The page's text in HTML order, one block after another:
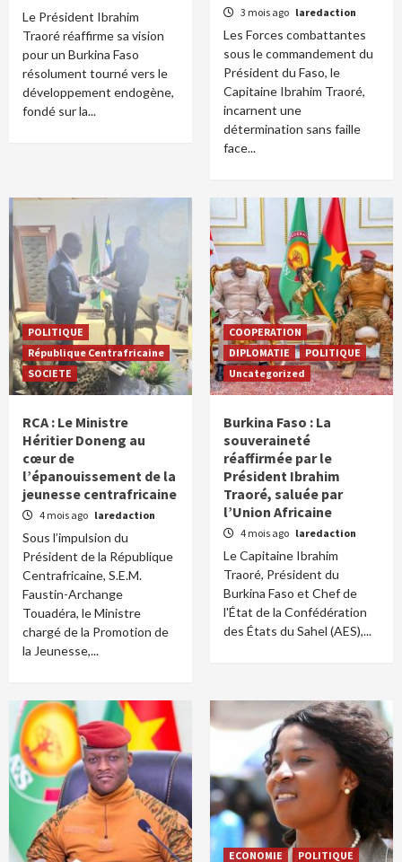
Le Président Ibrahim
Traoré réaffirme sa vision
pour un Burkina Faso
résolument tourné vers le
développement endogène,
fondé sur la...
3 mois ago laredaction
Les Forces combattantes
sous le commandement du
Président du Faso, le
Capitaine Ibrahim Traoré,
incarnent une
détermination sans faille
face...
POLITIQUE
République Centrafricaine
SOCIETE
RCA : Le Ministre
Héritier Doneng au
cœur de
l’épanouissement de la
jeunesse centrafricaine
4 mois ago laredaction
Sous l’impulsion du
Président de la République
Centrafricaine, S.E.M.
Faustin-Archange
Touadéra, le Ministre
chargé de la Promotion de
la Jeunesse,...
COOPERATION
DIPLOMATIE
POLITIQUE
Uncategorized
Burkina Faso : La
souveraineté
réaffirmée par le
Président Ibrahim
Traoré, saluée par
l’Union Africaine
4 mois ago laredaction
Le Capitaine Ibrahim
Traoré, Président du
Burkina Faso et Chef de
l'État de la Confédération
des États du Sahel (AES),...
ECONOMIE
POLITIQUE